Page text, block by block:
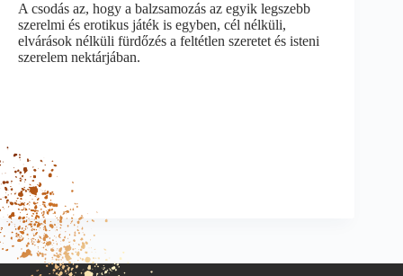
A csodás az, hogy a balzsamozás az egyik legszebb
szerelmi és erotikus játék is egyben, cél nélküli,
elvárások nélküli fürdőzés a feltétlen szeretet és isteni
szerelem nektárjában.